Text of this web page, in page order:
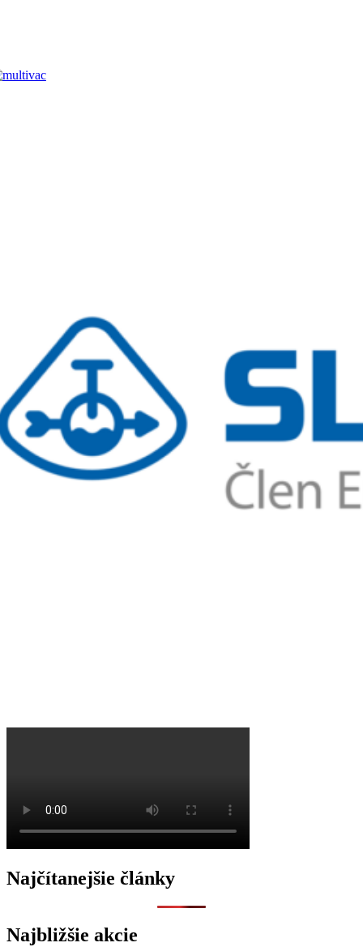
Najčítanejšie články
Najbližšie akcie